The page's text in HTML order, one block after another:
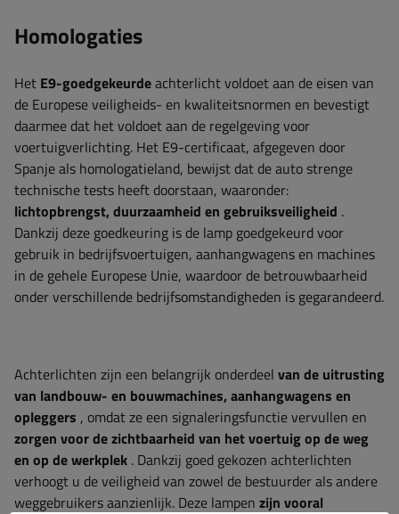
Homologaties
Het E9-goedgekeurdeachterlicht voldoet aan de eisen van
de Europese veiligheids- en kwaliteitsnormen en bevestigt
daarmee dat het voldoet aan de regelgeving voor
voertuigverlichting. Het E9-certificaat, afgegeven door
Spanje als homologatieland, bewijst dat de auto strenge
technische tests heeft doorstaan, waaronder:
lichtopbrengst, duurzaamheid en gebruiksveiligheid .
Dankzij deze goedkeuring is de lamp goedgekeurd voor
gebruik in bedrijfsvoertuigen, aanhangwagens en machines
in de gehele Europese Unie, waardoor de betrouwbaarheid
onder verschillende bedrijfsomstandigheden is gegarandeerd.
Achterlichten zijn een belangrijk onderdeel van de uitrusting
van landbouw- en bouwmachines, aanhangwagens en
opleggers , omdat ze een signaleringsfunctie vervullen en
zorgen voor de zichtbaarheid van het voertuig op de weg
en op de werkplek . Dankzij goed gekozen achterlichten
verhoogt u de veiligheid van zowel de bestuurder als andere
weggebruikers aanzienlijk. Deze lampen zijn vooral